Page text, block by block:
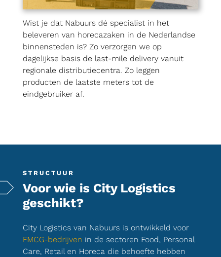
Wist je dat Nabuurs dé specialist in het
beleveren van horecazaken in de Nederlandse
binnensteden is? Zo verzorgen we op
dagelijkse basis de last-mile delivery vanuit
regionale distributiecentra. Zo leggen
producten de laatste meters tot de
eindgebruiker af.
STRUCTUUR
Voor wie is City Logistics
geschikt?
City Logistics van Nabuurs is ontwikkeld voor
FMCG-bedrijven in de sectoren Food, Personal
Care, Retail en Horeca die behoefte hebben